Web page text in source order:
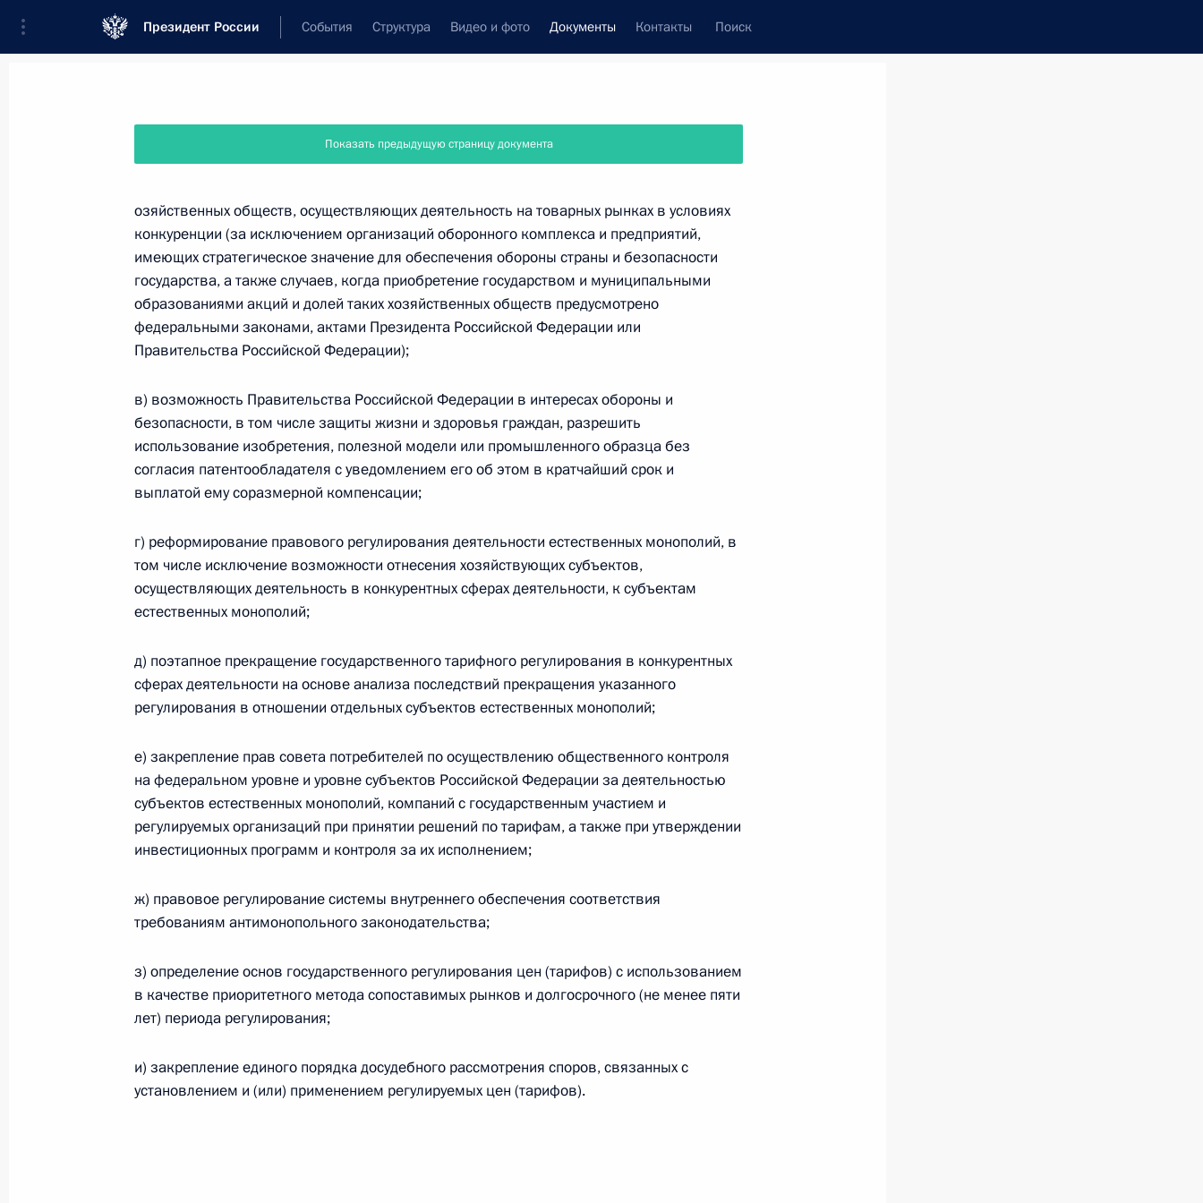
Президент России События Структура Видео и фото Документы Контакты Поиск
Название документа или его номер
Текст в документе
Вид документа
Найти документ
Официальный портал правовой информацииpravo.gov.ru
26 июля 2026 года
Федеральный закон от 26.07.2026 г. № 259-ФЗ
Федерального закона «Об образовании в Российской Федерации»
26 июля 2026 года
Федеральный закон от 26.07.2026 г. № 265-ФЗ
О внесении изменений в статью 12 Федерального закона «О персональных данных» и отдельные
законодательные акты Российской Федерации
26 июля 2026 года
О внесении изменений в Федеральный закон «О присяжных заседателях федеральных судов общей
юрисдикции в Российской Федерации»
26 июля 2026 года
Федеральный закон от 26.07.2026 г. № 263-ФЗ
Показать предыдущую страницу документа
озяйственных обществ, осуществляющих деятельность на товарных рынках в условиях
конкуренции (за исключением организаций оборонного комплекса и предприятий,
имеющих стратегическое значение для обеспечения обороны страны и безопасности
государства, а также случаев, когда приобретение государством и муниципальными
образованиями акций и долей таких хозяйственных обществ предусмотрено
федеральными законами, актами Президента Российской Федерации или
Правительства Российской Федерации);
в) возможность Правительства Российской Федерации в интересах обороны и
безопасности, в том числе защиты жизни и здоровья граждан, разрешить
использование изобретения, полезной модели или промышленного образца без
согласия патентообладателя с уведомлением его об этом в кратчайший срок и
выплатой ему соразмерной компенсации;
г) реформирование правового регулирования деятельности естественных монополий, в
том числе исключение возможности отнесения хозяйствующих субъектов,
осуществляющих деятельность в конкурентных сферах деятельности, к субъектам
естественных монополий;
д) поэтапное прекращение государственного тарифного регулирования в конкурентных
сферах деятельности на основе анализа последствий прекращения указанного
регулирования в отношении отдельных субъектов естественных монополий;
е) закрепление прав совета потребителей по осуществлению общественного контроля
на федеральном уровне и уровне субъектов Российской Федерации за деятельностью
субъектов естественных монополий, компаний с государственным участием и
регулируемых организаций при принятии решений по тарифам, а также при утверждении
инвестиционных программ и контроля за их исполнением;
ж) правовое регулирование системы внутреннего обеспечения соответствия
требованиям антимонопольного законодательства;
з) определение основ государственного регулирования цен (тарифов) с использованием
в качестве приоритетного метода сопоставимых рынков и долгосрочного (не менее пяти
лет) периода регулирования;
и) закрепление единого порядка досудебного рассмотрения споров, связанных с
установлением и (или) применением регулируемых цен (тарифов).